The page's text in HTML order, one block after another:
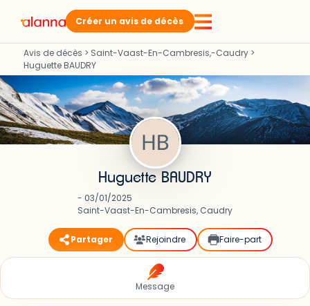
Créer un avis de décès
Avis de décès > Saint-Vaast-En-Cambresis,-Caudry >
Huguette BAUDRY
Huguette BAUDRY
- 03/01/2025
Saint-Vaast-En-Cambresis, Caudry
Partager Rejoindre Faire-part
Message